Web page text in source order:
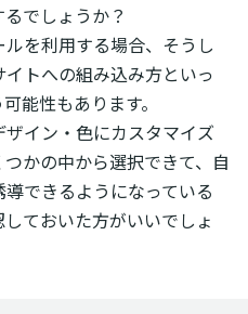
でしょうか？
を利用する場合、そうし
トへの組み込み方といっ
能性もあります。
イン・色にカスタマイズ
かの中から選択できて、自
できるようになっている
ておいた方がいいでしょ